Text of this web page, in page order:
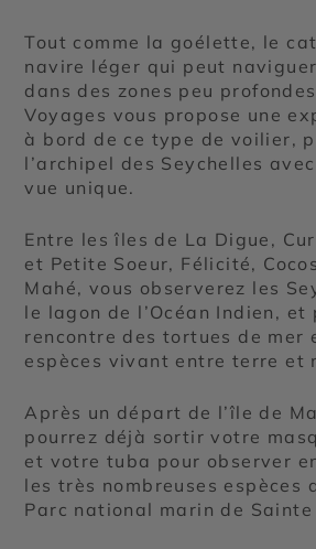
Tout comme la goélette, le
navire léger qui peut
dans des zones peu
Voyages vous propose une
à bord de ce type de voilier,
l’archipel des Seychelles
vue unique.
Entre les îles de La Digue,
et Petite Soeur, Félicité,
Mahé, vous observerez les
le lagon de l’Océan Indien,
rencontre des tortues de mer
espèces vivant entre terre et
Après un départ de l’île de
pourrez déjà sortir votre
et votre tuba pour observer
les très nombreuses espèces
Parc national marin de Sainte